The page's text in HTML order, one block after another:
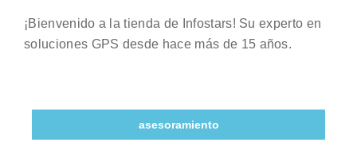
¡Bienvenido a la tienda de Infostars! Su experto en
soluciones GPS desde hace más de 15 años.
asesoramiento